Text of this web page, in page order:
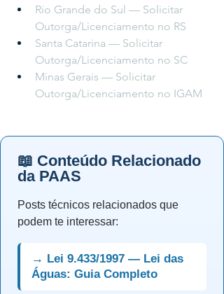
Rio Grande do Sul — Solicitar
Outorga/Licenciamento no RS
Santa Catarina — Solicitar
Outorga/Licenciamento no SC
Minas Gerais — Solicitar
Outorga/Licenciamento no IGAM
📖 Conteúdo Relacionado
da PAAS
Posts técnicos relacionados que
podem te interessar:
→ Lei 9.433/1997 — Lei das
Águas: Guia Completo